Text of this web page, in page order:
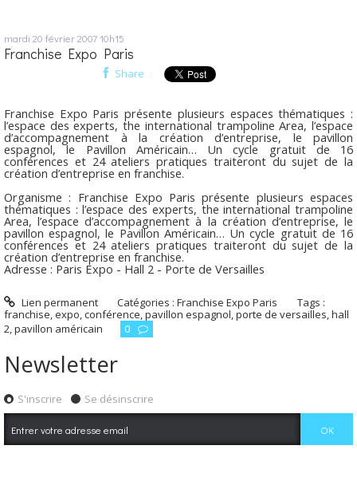
mardi 20 février 200710h15
Franchise Expo Paris
Share
Franchise Expo Paris présente plusieurs espaces thématiques :
l’espace des experts, the international trampoline Area, l’espace
d’accompagnement à la création d’entreprise, le pavillon
espagnol, le Pavillon Américain… Un cycle gratuit de 16
conférences et 24 ateliers pratiques traiteront du sujet de la
création d’entreprise en franchise.
Organisme : Franchise Expo Paris présente plusieurs espaces
thématiques : l’espace des experts, the international trampoline
Area, l’espace d’accompagnement à la création d’entreprise, le
pavillon espagnol, le Pavillon Américain… Un cycle gratuit de 16
conférences et 24 ateliers pratiques traiteront du sujet de la
création d’entreprise en franchise.
Adresse : Paris Expo - Hall 2 - Porte de Versailles
Lien permanent Catégories :Franchise Expo Paris
Tags :
franchise,expo,conférence,pavillon espagnol,porte de versailles,hall
2,pavillon américain 0
Newsletter
S'inscrire Se désinscrire